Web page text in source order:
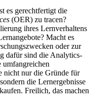
es gerechtfertigt die
(OER) zu tracen?
ihres Lernverhaltens
Macht es
oder zur
dafür sind die Analytics-
umfangreichen
nicht nur die Gründe für
die Lernergebnisse
Freilich, das machen